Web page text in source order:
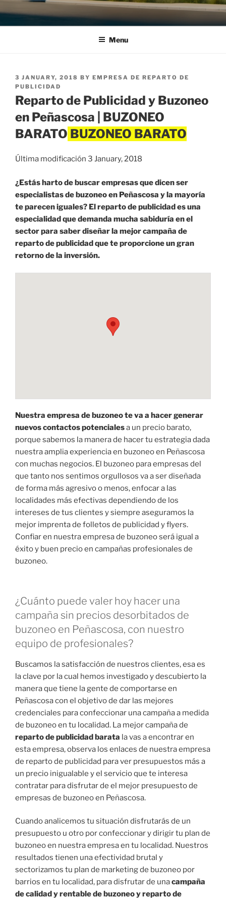
Menu
POSTED
ON
3 JANUARY, 2018 BY EMPRESA DE REPARTO DE
PUBLICIDAD
Reparto de Publicidad y Buzoneo
en Peñascosa | BUZONEO
BARATO
Última modificación 3 January, 2018
¿Estás harto de buscar empresas que dicen ser
especialistas de buzoneo en Peñascosa y la mayoría
te parecen iguales? El reparto de publicidad es una
especialidad que demanda mucha sabiduría en el
sector para saber diseñar la mejor campaña de
reparto de publicidad que te proporcione un gran
retorno de la inversión.
Nuestra empresa de buzoneo te va a hacer generar
nuevos contactos potencialesa un precio barato,
porque sabemos la manera de hacer tu estrategia dada
nuestra amplia experiencia en buzoneo en Peñascosa
con muchas negocios. El buzoneo para empresas del
que tanto nos sentimos orgullosos va a ser diseñada
de forma más agresivo o menos, enfocar a las
localidades más efectivas dependiendo de los
intereses de tus clientes y siempre aseguramos la
mejor imprenta de folletos de publicidad y flyers.
Confiar en nuestra empresa de buzoneo será igual a
éxito y buen precio en campañas profesionales de
buzoneo.
¿Cuánto puede valer hoy hacer una
campaña sin precios desorbitados de
buzoneo en Peñascosa, con nuestro
equipo de profesionales?
Buscamos la satisfacción de nuestros clientes, esa es
la clave por la cual hemos investigado y descubierto la
manera que tiene la gente de comportarse en
Peñascosa con el objetivo de dar las mejores
credenciales para confeccionar una campaña a medida
de buzoneo en tu localidad. La mejor campaña de
reparto de publicidad barata la vas a encontrar en
esta empresa, observa los enlaces de nuestra empresa
de reparto de publicidad para ver presupuestos más a
un precio inigualable y el servicio que te interesa
contratar para disfrutar de el mejor presupuesto de
empresas de buzoneo en Peñascosa.
Cuando analicemos tu situación disfrutarás de un
presupuesto u otro por confeccionar y dirigir tu plan de
buzoneo en nuestra empresa en tu localidad. Nuestros
resultados tienen una efectividad brutal y
sectorizamos tu plan de marketing de buzoneo por
barrios en tu localidad, para disfrutar de unacampaña
de calidad y rentable de buzoneo y reparto de